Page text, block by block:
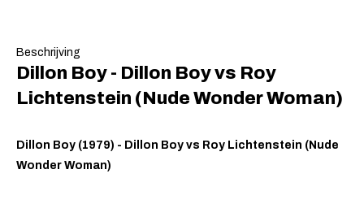
Beschrijving
Dillon Boy - Dillon Boy vs Roy
Lichtenstein (Nude Wonder Woman)
Dillon Boy (1979) - Dillon Boy vs Roy Lichtenstein (Nude
Wonder Woman)